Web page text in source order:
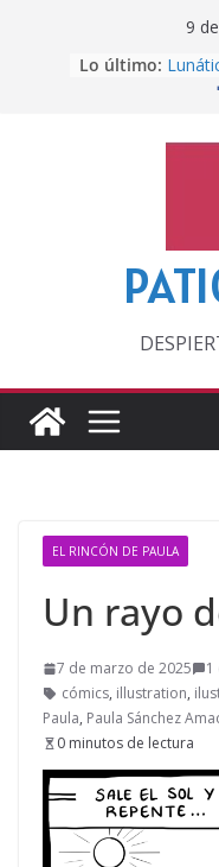
9
Lo último:
‘La
Otra
EL RINCÓN DE PAULA
Un rayo
7 de marzo de 2025
1
cómics, illustration,
Paula, Paula Sánchez
0 minutos de lectura